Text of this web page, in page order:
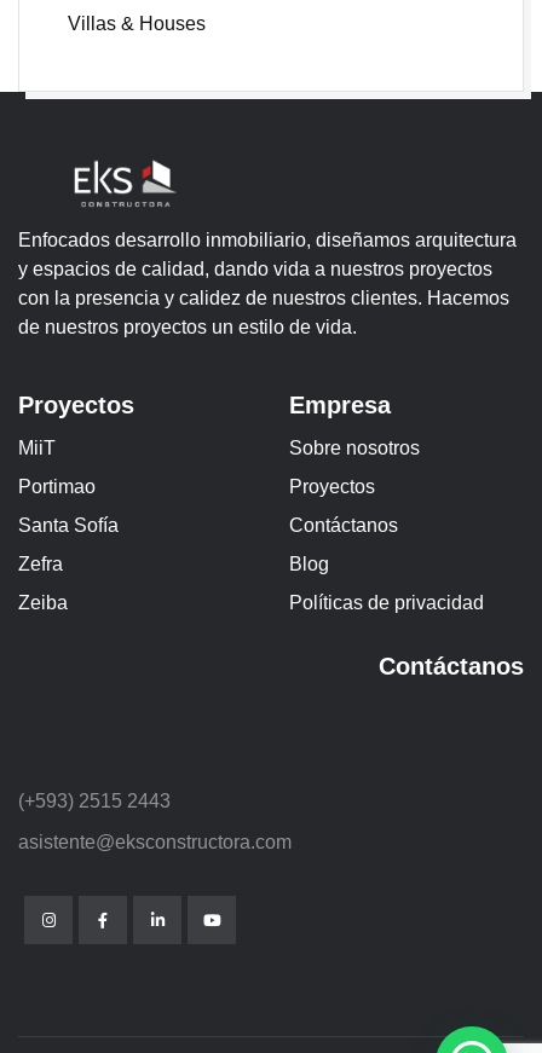
Villas & Houses
Enfocados desarrollo inmobiliario, diseñamos arquitectura
y espacios de calidad, dando vida a nuestros proyectos
con la presencia y calidez de nuestros clientes. Hacemos
de nuestros proyectos un estilo de vida.
Proyectos
MiiT
Portimao
Santa Sofía
Zefra
Zeiba
Empresa
Sobre nosotros
Proyectos
Contáctanos
Blog
Políticas de privacidad
Contáctanos
(+593) 2515 2443
asistente@eksconstructora.com